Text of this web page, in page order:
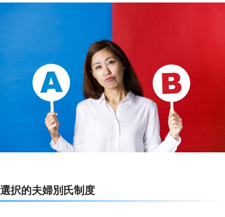
選択的夫婦別氏制度